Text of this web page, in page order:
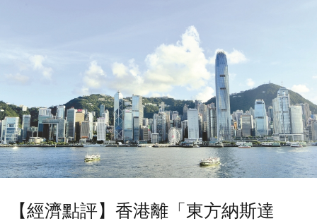
【經濟點評】香港離「東方納斯達